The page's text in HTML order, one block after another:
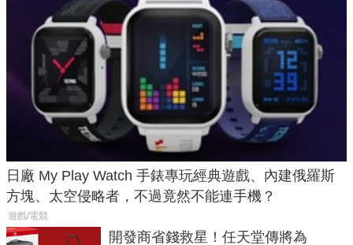
日廠 My Play Watch 手錶專玩經典遊戲、內建俄羅斯
方塊、太空侵略者，不過竟然不能連手機？
遊戲/電競
開發商省錢救星！任天堂傳將為